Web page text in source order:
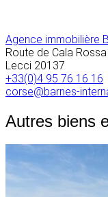
Agence immobilière
Route de Cala Rossa
Lecci 20137
+33(0)4 95 76 16 16
corse@barnes-
Autres biens